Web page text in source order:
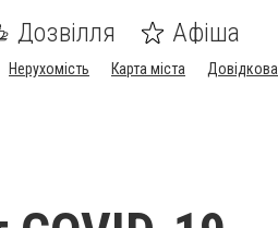
Дозвілля Афіша
Нерухомість Карта міста Довідкова